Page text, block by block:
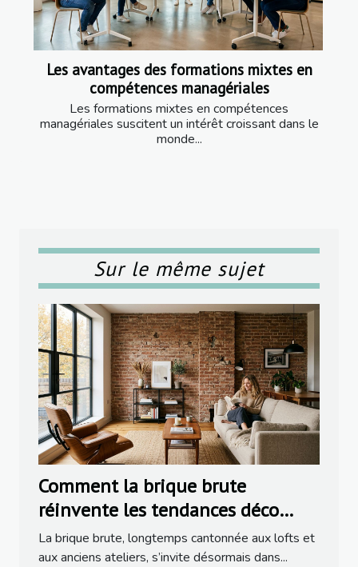
Les avantages des formations mixtes en
compétences managériales
Les formations mixtes en compétences
managériales suscitent un intérêt croissant dans le
monde...
Sur le même sujet
Comment la brique brute
réinvente les tendances déco
dans la rénovation moderne
La brique brute, longtemps cantonnée aux lofts et
aux anciens ateliers, s’invite désormais dans...